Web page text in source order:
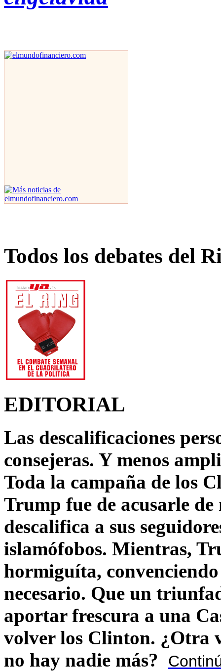
Todos los debates del
EDITORIAL
Las descalificaciones
consejeras. Y menos
Toda la campaña de los
Trump fue de acusarle
descalifica a sus
islamófobos. Mientras,
hormiguíta,
necesario. Que un
aportar frescura a una
volver los Clinton. ¿Otra
no hay nadie más?